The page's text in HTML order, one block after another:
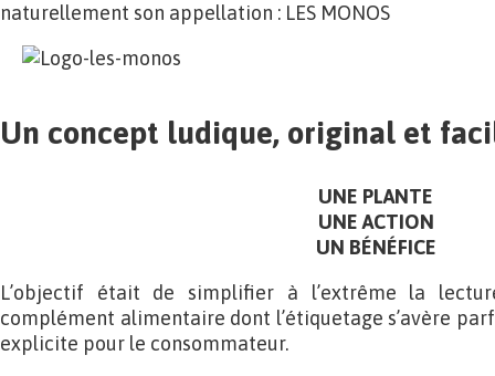
naturellement son appellation : LES MONOS
Un concept ludique, original et
UNE PLANTE
UNE ACTION
UN BÉNÉFICE
L’objectif était de simplifier à l’extrême la
complément alimentaire dont l’étiquetage s’avère
explicite pour le consommateur.